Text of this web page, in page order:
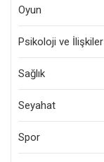
Oyun
Psikoloji ve İlişkiler
Sağlık
Seyahat
Spor